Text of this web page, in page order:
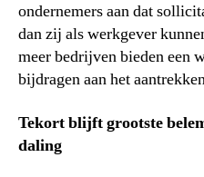
ondernemers aan dat
dan zij als werkgever
meer bedrijven bieden een
bijdragen aan het
Tekort blijft grootste
daling